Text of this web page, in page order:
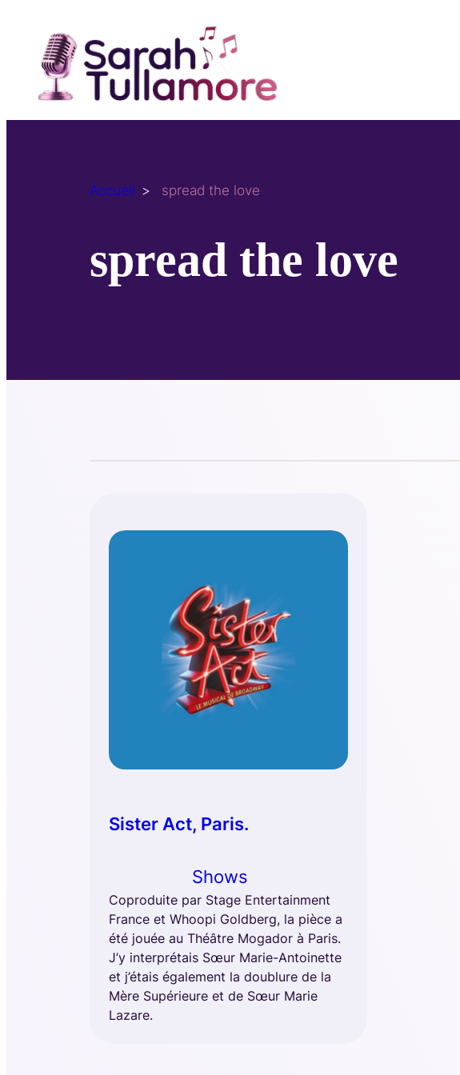
contenu
Accueil spread the love
spread the love
Sister Act, Paris.
Shows
Coproduite par Stage Entertainment
France et Whoopi Goldberg, la pièce a
été jouée au Théâtre Mogador à Paris.
J’y interprétais Sœur Marie-Antoinette
et j’étais également la doublure de la
Mère Supérieure et de Sœur Marie
Lazare.